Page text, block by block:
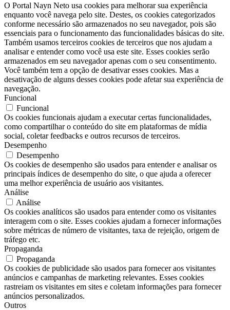
O Portal Nayn Neto usa cookies para melhorar sua experiência
enquanto você navega pelo site. Destes, os cookies categorizados
conforme necessário são armazenados no seu navegador, pois são
essenciais para o funcionamento das funcionalidades básicas do site.
Também usamos terceiros cookies de terceiros que nos ajudam a
analisar e entender como você usa este site. Esses cookies serão
armazenados em seu navegador apenas com o seu consentimento.
Você também tem a opção de desativar esses cookies. Mas a
desativação de alguns desses cookies pode afetar sua experiência de
navegação.
Funcional
Funcional
Os cookies funcionais ajudam a executar certas funcionalidades,
como compartilhar o conteúdo do site em plataformas de mídia
social, coletar feedbacks e outros recursos de terceiros.
Desempenho
Desempenho
Os cookies de desempenho são usados ​​para entender e analisar os
principais índices de desempenho do site, o que ajuda a oferecer
uma melhor experiência de usuário aos visitantes.
Análise
Análise
Os cookies analíticos são usados ​​para entender como os visitantes
interagem com o site. Esses cookies ajudam a fornecer informações
sobre métricas de número de visitantes, taxa de rejeição, origem de
tráfego etc.
Propaganda
Propaganda
Os cookies de publicidade são usados ​​para fornecer aos visitantes
anúncios e campanhas de marketing relevantes. Esses cookies
rastreiam os visitantes em sites e coletam informações para fornecer
anúncios personalizados.
Outros